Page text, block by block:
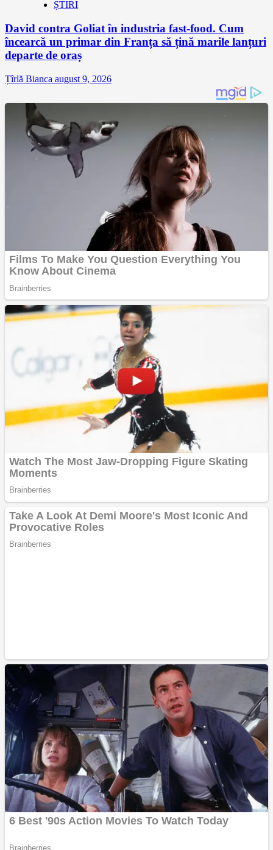
ȘTIRI
David contra Goliat în industria fast-food. Cum
încearcă un primar din Franța să țină marile lanțuri
departe de oraș
Țîrlă Bianca august 9, 2026